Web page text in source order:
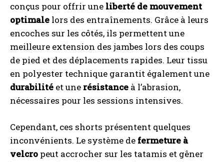
conçus pour offrir une liberté de mouvement
optimale lors des entraînements. Grâce à leurs
encoches sur les côtés, ils permettent une
meilleure extension des jambes lors des coups
de pied et des déplacements rapides. Leur tissu
en polyester technique garantit également une
durabilité et une résistance à l’abrasion,
nécessaires pour les sessions intensives.
Cependant, ces shorts présentent quelques
inconvénients. Le système de fermeture à
velcro peut accrocher sur les tatamis et gêner